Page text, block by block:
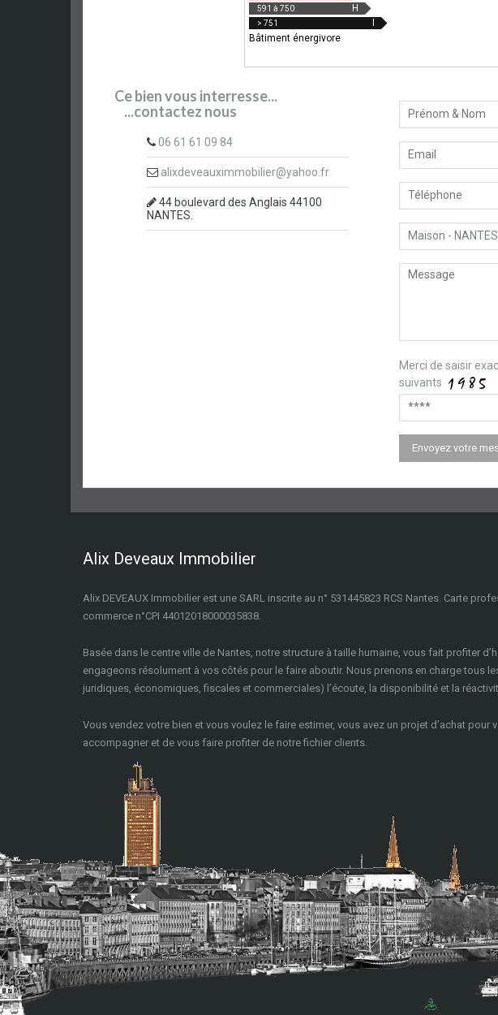
591 à 750 H
> 751
Bâtiment énergivore
Ce bien vous interresse...
...contactez nous
06 61 61 09 84
alixdeveauximmobilier@yahoo.fr
44 boulevard des Anglais 44100
NANTES.
Merci de saisir
suivants
Alix Deveaux Immobilier
Alix DEVEAUX Immobilier est une SARL inscrite au n° 531445823 RCS Nantes. Carte
commerce n°CPI 44012018000035838.
Basée dans le centre ville de Nantes, notre structure à taille humaine, vous fait profiter
engageons résolument à vos côtés pour le faire aboutir. Nous prenons en charge tous
juridiques, économiques, fiscales et commerciales) l’écoute, la disponibilité et la
Vous vendez votre bien et vous voulez le faire estimer, vous avez un projet d’achat
accompagner et de vous faire profiter de notre fichier clients.